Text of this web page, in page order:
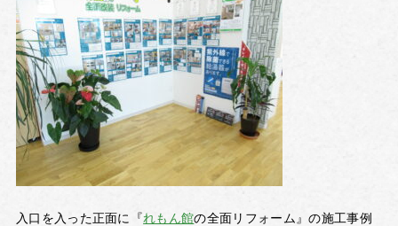
入口を入った正面に『れもん館の全面リフォーム』の施工事例